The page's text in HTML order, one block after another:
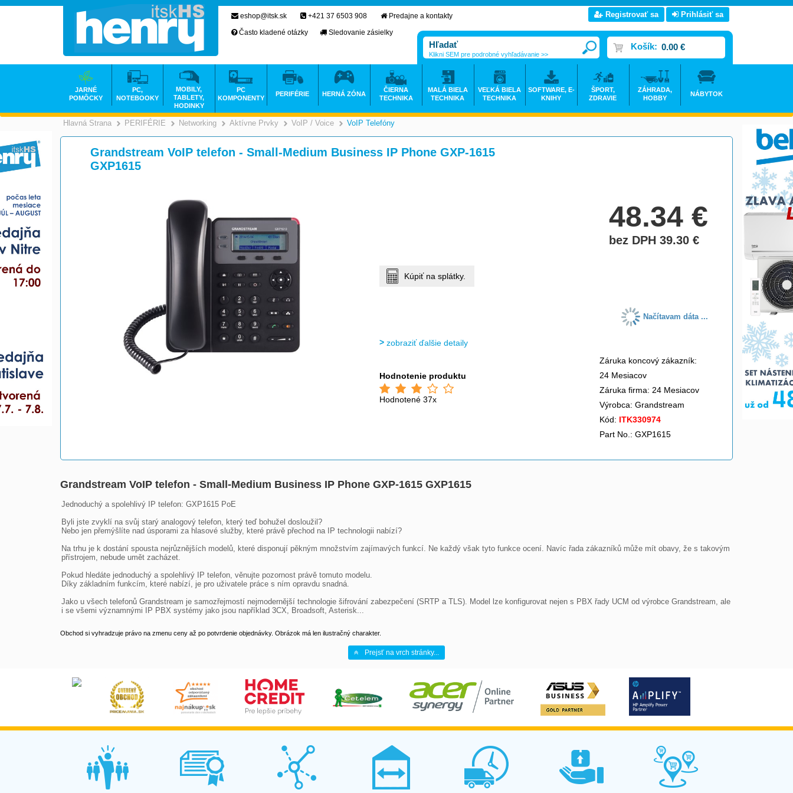
Hlavná Strana >
PERIFÉRIE >
Networking >
Aktívne Prvky >
VoIP / Voice >
VoIP Telefóny
Grandstream VoIP telefon - Small-Medium Business IP Phone GXP-1615
GXP1615
48.34€
bez DPH 39.30€
Kúpiť na splátky.
Načítavam dáta ...
zobraziť ďalšie detaily
Hodnotenie produktu
Hodnotené 37x
Záruka koncový zákazník:
24 Mesiacov
Záruka firma: 24 Mesiacov
Výrobca: Grandstream
Kód: ITK330974
Part No.: GXP1615
Grandstream VoIP telefon - Small-Medium Business IP Phone GXP-1615 GXP1615
Jednoduchý a spolehlivý IP telefon: GXP1615 PoE
Byli jste zvyklí na svůj starý analogový telefon, který teď bohužel dosloužil?
Nebo jen přemýšlíte nad úsporami za hlasové služby, které právě přechod na IP technologii nabízí?
Na trhu je k dostání spousta nejrůznějších modelů, které disponují pěkným množstvím zajímavých funkcí. Ne každý však tyto funkce ocení. Navíc řada zákazníků může mít obavy, že s takovým
přístrojem, nebude umět zacházet.
Pokud hledáte jednoduchý a spolehlivý IP telefon, věnujte pozornost právě tomuto modelu.
Díky základním funkcím, které nabízí, je pro uživatele práce s ním opravdu snadná.
Jako u všech telefonů Grandstream je samozřejmostí nejmodernější technologie šifrování zabezpečení (SRTP a TLS). Model lze konfigurovat nejen s PBX řady UCM od výrobce Grandstream, ale
i se všemi významnými IP PBX systémy jako jsou například 3CX, Broadsoft, Asterisk...
Obchod si vyhradzuje právo na zmenu ceny až po potvrdenie objednávky. Obrázok má len ilustračný charakter.
Prejsť na vrch stránky...
eshop@itsk.sk +421 37 6503 908
Predajne a kontakty
Často kladené otázky
Sledovanie zásielky
Registrovať sa Prihlásiť sa
Košík: 0.00 €
Klikni SEM pre podrobné vyhľadávanie >>
JARNÉ
POMÔCKY
PC,
NOTEBOOKY
MOBILY,
TABLETY,
HODINKY
PC
KOMPONENTY
PERIFÉRIE HERNÁ ZÓNA
ČIERNA
TECHNIKA
MALÁ BIELA
TECHNIKA
VEĽKÁ BIELA
TECHNIKA
SOFTWARE, E-
KNIHY
ŠPORT,
ZDRAVIE
ZÁHRADA,
HOBBY
NÁBYTOK